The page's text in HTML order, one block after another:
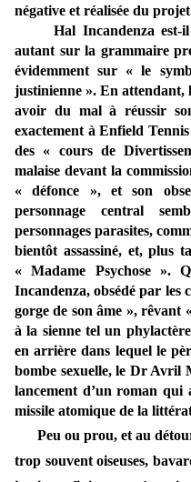
négative et réalisée du
Hal Incandenza est-il
autant sur la grammaire
évidemment sur « le
justinienne ». En attendant,
avoir du mal à réussir
exactement à Enfield
des « cours de
malaise devant la
« défonce », et son
personnage central
personnages parasites,
bientôt assassiné, et, plus
« Madame Psychose ».
Incandenza, obsédé par les
gorge de son âme », rêvant
à la sienne tel un
en arrière dans lequel le
bombe sexuelle, le Dr Avril
lancement d’un roman qui
missile atomique de la
Peu ou prou, et au
trop souvent oiseuses,